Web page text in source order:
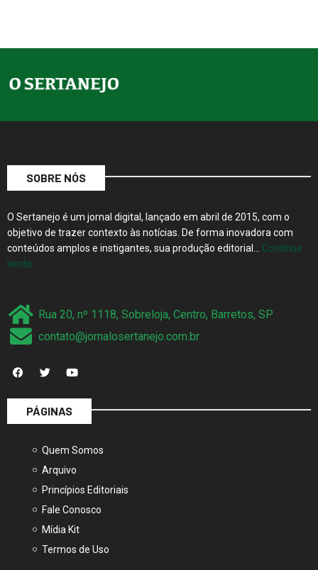
SOBRE NÓS
O Sertanejo é um jornal digital, lançado em abril de 2015, com o
objetivo de trazer contexto às notícias. De forma inovadora com
conteúdos amplos e instigantes, sua produção editorial… Continue
lendo…
Rua 20, nº 1118, Sobreloja, Centro, Barretos, SP
contato@jornalosertanejo.com.br
PÁGINAS
Quem Somos
Arquivo
Princípios Editoriais
Fale Conosco
Mídia Kit
Termos de Uso